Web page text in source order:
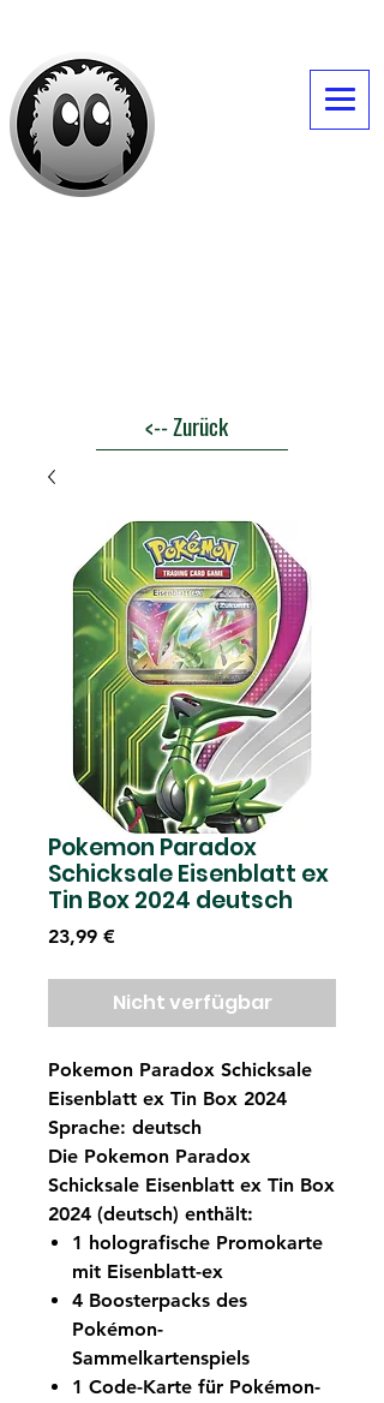
<-- Zurück
Pokemon Paradox
Schicksale Eisenblatt ex
Tin Box 2024 deutsch
23,99 €Preis
Nicht verfügbar
Pokemon Paradox Schicksale
Eisenblatt ex Tin Box 2024
Sprache: deutsch
Die Pokemon Paradox
Schicksale Eisenblatt ex Tin Box
2024 (deutsch) enthält:
1 holografische Promokarte
mit Eisenblatt-ex
4 Boosterpacks des
Pokémon-
Sammelkartenspiels
1 Code-Karte für Pokémon-